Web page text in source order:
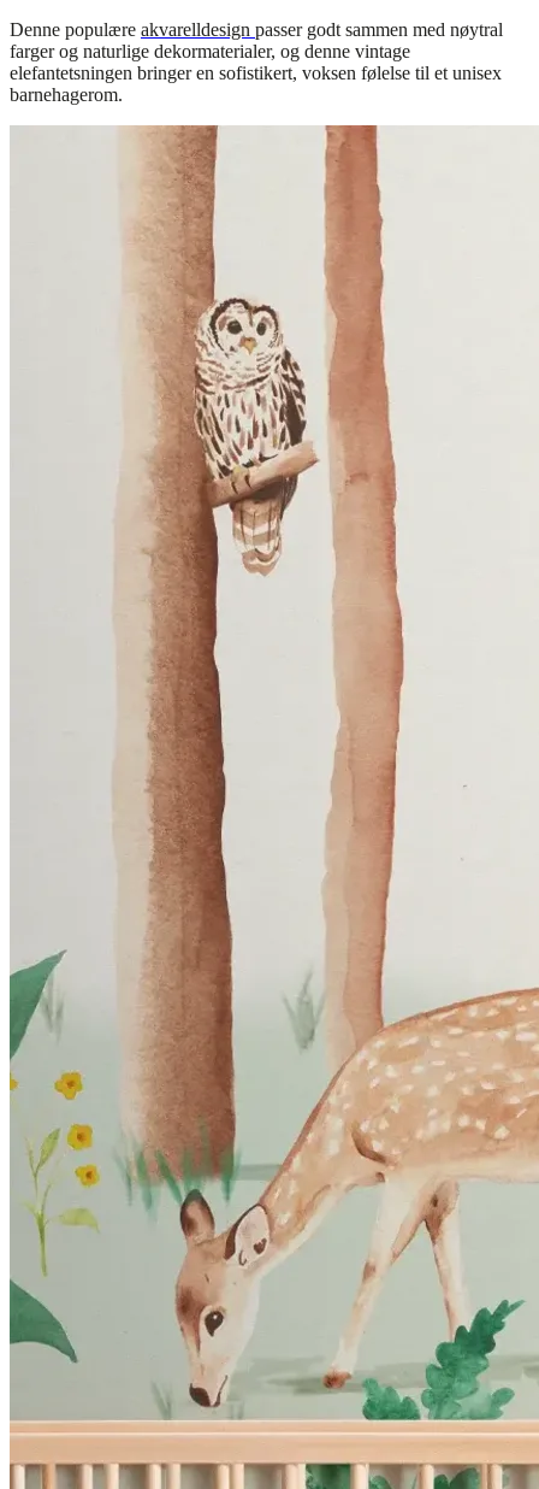
Denne populære akvarelldesign passer godt sammen med nøytral
farger og naturlige dekormaterialer, og denne vintage
elefantetsningen bringer en sofistikert, voksen følelse til et unisex
barnehagerom.